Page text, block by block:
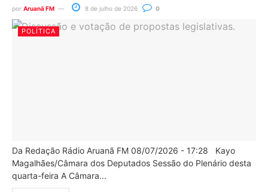
por Aruanã FM 8 de julho de 2026 0
POLÍTICA
Da Redação Rádio Aruanã FM 08/07/2026 - 17:28 Kayo
Magalhães/Câmara dos Deputados Sessão do Plenário desta
quarta-feira A Câmara...